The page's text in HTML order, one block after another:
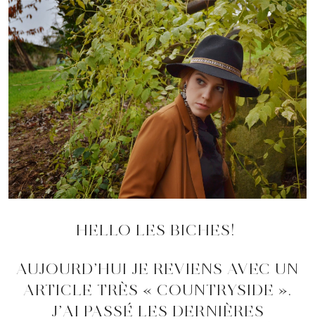
HELLO LES BICHES!
AUJOURD’HUI JE REVIENS AVEC UN
ARTICLE TRÈS « COUNTRYSIDE ».
J’AI PASSÉ LES DERNIÈRES